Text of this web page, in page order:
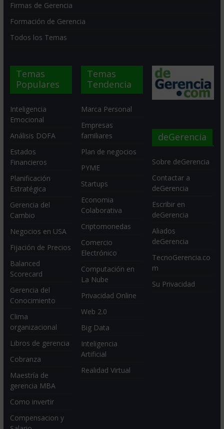
Firmas de Gerencia
Formación de Gerencia
Todos los Temas
Temas
Populares
Inteligencia
Emocional
Análisis DOFA
Estados
Financieros
Planificación
Estratégica
Gerencia del
Cambio
Negocios en USA
Fijación de Precios
Balanced
Scorecard
Gerencia del
Conocimiento
Clima
organizacional
Libros de gerencia
Cobranza
Maestría de
gerencia MBA
Como invertir
Compensacion y
Temas
Tendencia
Marca Personal
Empresas
familiares
Plan de negocios
PYME
Startups
Economia
Colaborativa
Criptomonedas
Comercio
Electrónico
Computación en
La Nube
Privacidad Online
Web 2.0
Big Data
Inteligencia
Artificial
Realidad Virtual
deGerencia
Sobre deGerencia
Contactar a
deGerencia
Escribir en
deGerencia
Aliados
deGerencia
TecnoGerencia.co
m
Su Privacidad